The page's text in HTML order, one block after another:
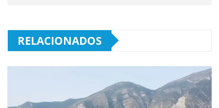
RELACIONADOS